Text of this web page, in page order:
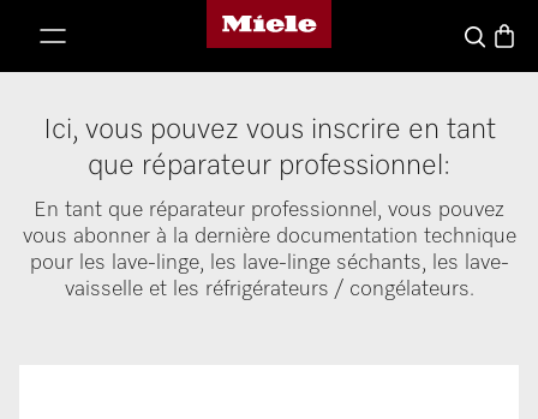
Page d'accueil de Miele
Wat zoek
Ici, vous pouvez vous inscrire en tant
que réparateur professionnel:
En tant que réparateur professionnel, vous pouvez
vous abonner à la dernière documentation technique
pour les lave-linge, les lave-linge séchants, les lave-
vaisselle et les réfrigérateurs / congélateurs.